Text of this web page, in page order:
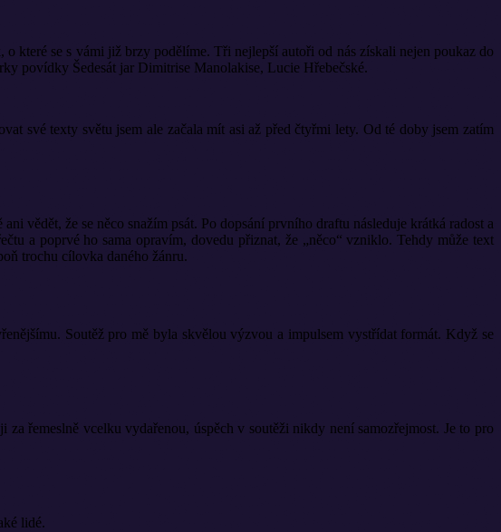
které se s vámi již brzy podělíme. Tři nejlepší autoři od nás získali nejen poukaz do
povídky Šedesát jar Dimitrise Manolakise, Lucie Hřebečské.
své texty světu jsem ale začala mít asi až před čtyřmi lety. Od té doby jsem zatím
vědět, že se něco snažím psát. Po dopsání prvního draftu následuje krátká radost a
a poprvé ho sama opravím, dovedu přiznat, že „něco“ vzniklo. Tehdy může text
trochu cílovka daného žánru.
Soutěž pro mě byla skvělou výzvou a impulsem vystřídat formát. Když se
řemeslně vcelku vydařenou, úspěch v soutěži nikdy není samozřejmost. Je to pro
lidé.